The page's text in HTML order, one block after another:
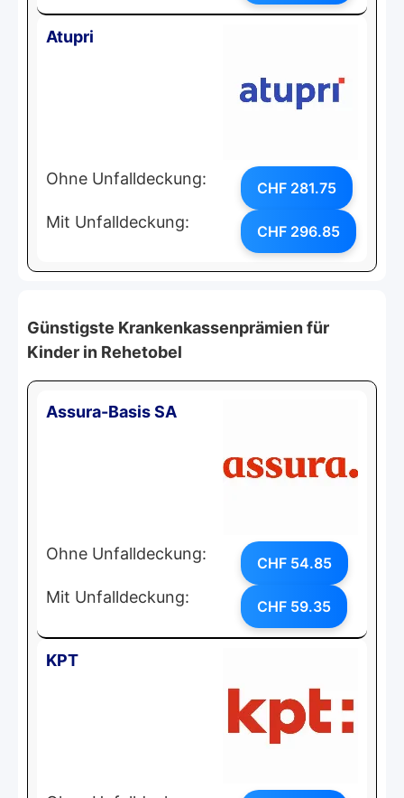
Atupri
Ohne Unfalldeckung: CHF 281.75
Mit Unfalldeckung: CHF 296.85
Günstigste Krankenkassenprämien für
Kinder in Rehetobel
Assura-Basis SA
Ohne Unfalldeckung: CHF 54.85
Mit Unfalldeckung: CHF 59.35
KPT